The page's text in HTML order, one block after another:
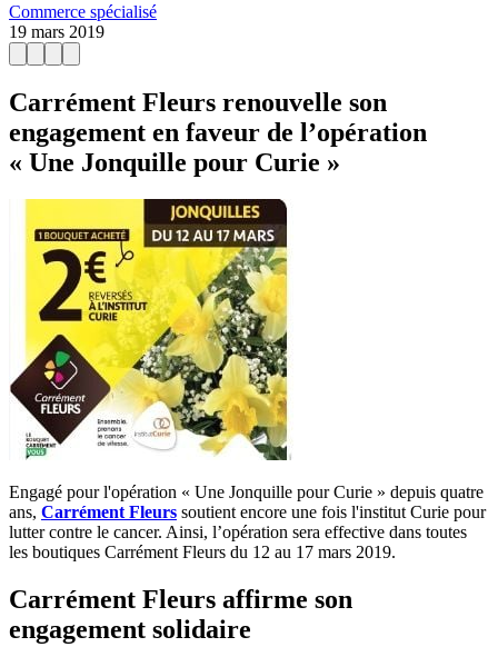
Commerce spécialisé
19 mars 2019
Carrément Fleurs renouvelle son
engagement en faveur de l’opération
« Une Jonquille pour Curie »
Engagé pour l'opération « Une Jonquille pour Curie » depuis quatre
ans, Carrément Fleurs soutient encore une fois l'institut Curie pour
lutter contre le cancer. Ainsi, l’opération sera effective dans toutes
les boutiques Carrément Fleurs du 12 au 17 mars 2019.
Carrément Fleurs affirme son
engagement solidaire